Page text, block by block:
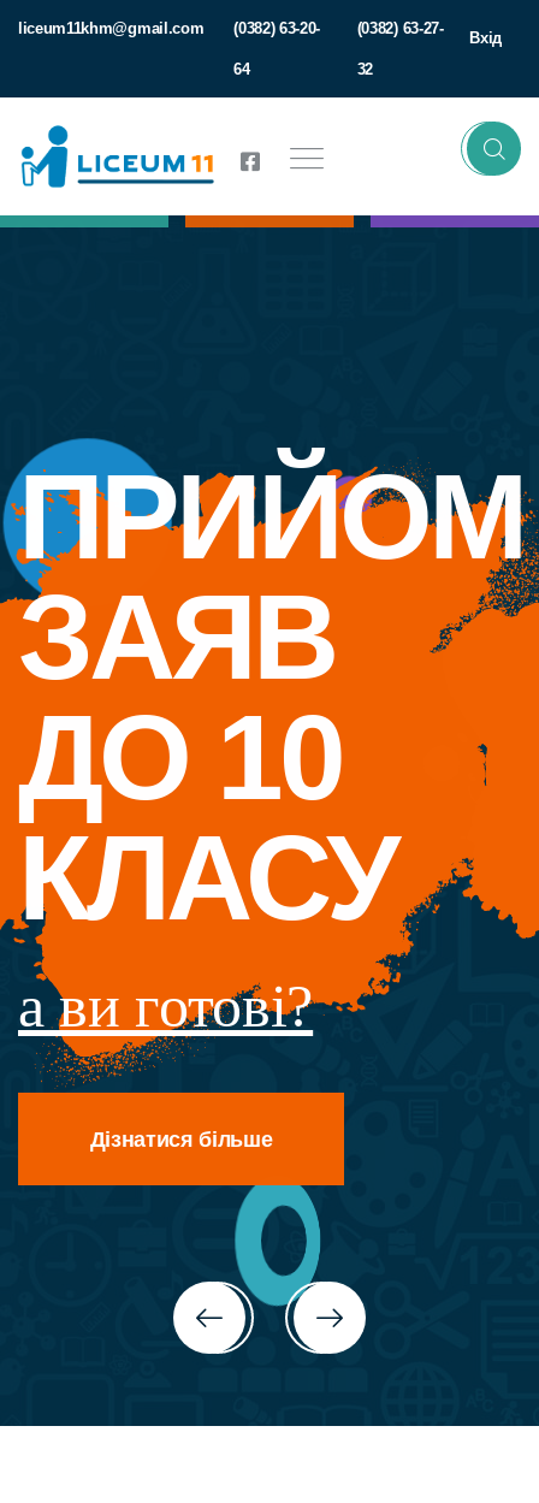
liceum11khm@gmail.com (0382) 63-20-
64
(0382) 63-27-
32
Вхід
ПРИЙОМ
ЗАЯВ
ДО 10
КЛАСУ
а ви готові?
Дізнатися більше